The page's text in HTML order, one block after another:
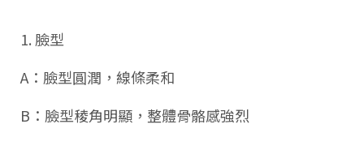
1. 臉型
A：臉型圓潤，線條柔和
B：臉型稜角明顯，整體骨骼感強烈